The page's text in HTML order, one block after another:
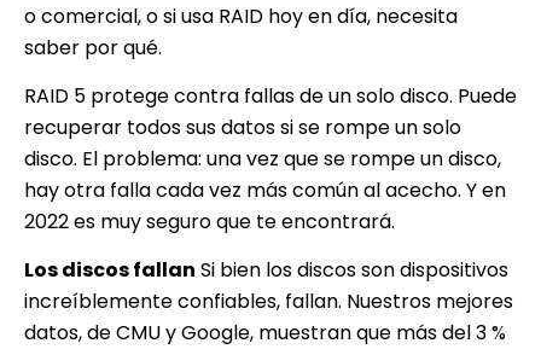
o comercial, o si usa RAID hoy en día, necesita
saber por qué.
RAID 5 protege contra fallas de un solo disco. Puede
recuperar todos sus datos si se rompe un solo
disco. El problema: una vez que se rompe un disco,
hay otra falla cada vez más común al acecho. Y en
2022 es muy seguro que te encontrará.
Los discos fallan Si bien los discos son dispositivos
increíblemente confiables, fallan. Nuestros mejores
datos, de CMU y Google, muestran que más del 3 %